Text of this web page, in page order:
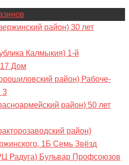
район) 30 лет
Калмыкия) 1-й
Дом
район) Рабоче-
3
район) 50 лет
район)
1Б Семь Звёзд
Радуга) Бульвар Профсоюзов